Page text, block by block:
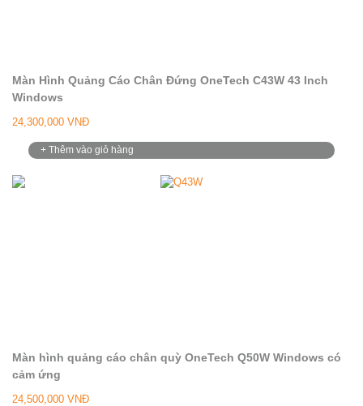
Màn Hình Quảng Cáo Chân Đứng OneTech C43W 43 Inch
Windows
24,300,000 VNĐ
+ Thêm vào giỏ hàng
Màn hình quảng cáo chân quỳ OneTech Q50W Windows có
cảm ứng
24,500,000 VNĐ